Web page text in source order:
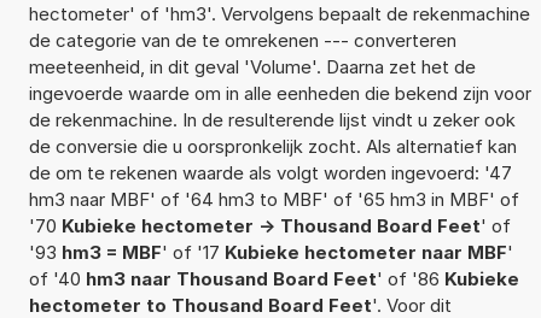
hectometer' of 'hm3'. Vervolgens bepaalt de rekenmachine
de categorie van de te omrekenen --- converteren
meeteenheid, in dit geval 'Volume'. Daarna zet het de
ingevoerde waarde om in alle eenheden die bekend zijn voor
de rekenmachine. In de resulterende lijst vindt u zeker ook
de conversie die u oorspronkelijk zocht. Als alternatief kan
de om te rekenen waarde als volgt worden ingevoerd: '47
hm3 naar MBF' of '64 hm3 to MBF' of '65 hm3 in MBF' of
'70 Kubieke hectometer -> Thousand Board Feet' of
'93 hm3 = MBF' of '17 Kubieke hectometer naar MBF'
of '40 hm3 naar Thousand Board Feet' of '86 Kubieke
hectometer to Thousand Board Feet'. Voor dit